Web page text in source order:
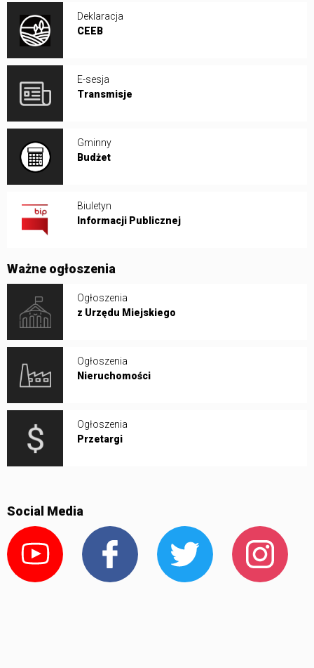
Deklaracja
CEEB
E-sesja
Transmisje
Gminny
Budżet
Biuletyn
Informacji Publicznej
Ważne ogłoszenia
Ogłoszenia
z Urzędu Miejskiego
Ogłoszenia
Nieruchomości
Ogłoszenia
Przetargi
Social Media